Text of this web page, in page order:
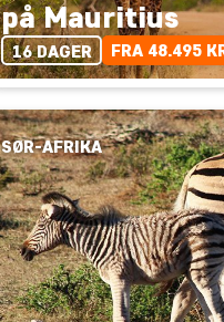
på Mauritius
16 DAGER FRA 48.495
SØR-AFRIKA